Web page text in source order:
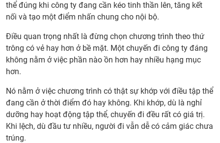
thể đúng khi công ty đang cần kéo tinh thần lên, tăng kết
nối và tạo một điểm nhấn chung cho nội bộ.
Điều quan trọng nhất là đừng chọn chương trình theo thứ
trông có vẻ hay hơn ở bề mặt. Một chuyến đi công ty đáng
không nằm ở việc phần nào ồn hơn hay nhiều hạng mục
hơn.
Nó nằm ở việc chương trình có thật sự khớp với điều tập thể
đang cần ở thời điểm đó hay không. Khi khớp, dù là nghỉ
dưỡng hay hoạt động tập thể, chuyến đi đều rất có giá trị.
Khi lệch, dù đầu tư nhiều, người đi vẫn dễ có cảm giác chưa
trúng.